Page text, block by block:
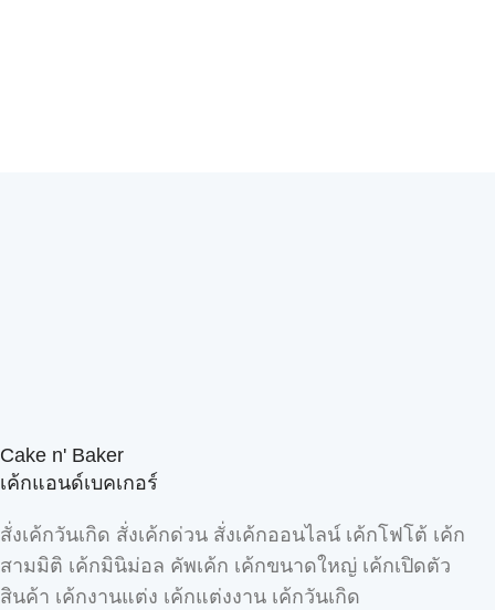
Cake n' Baker
เค้กแอนด์เบคเกอร์
สั่งเค้กวันเกิด สั่งเค้กด่วน สั่งเค้กออนไลน์ เค้กโฟโต้ เค้ก
สามมิติ เค้กมินิม่อล คัพเค้ก เค้กขนาดใหญ่ เค้กเปิดตัว
สินค้า เค้กงานแต่ง เค้กแต่งงาน เค้กวันเกิด